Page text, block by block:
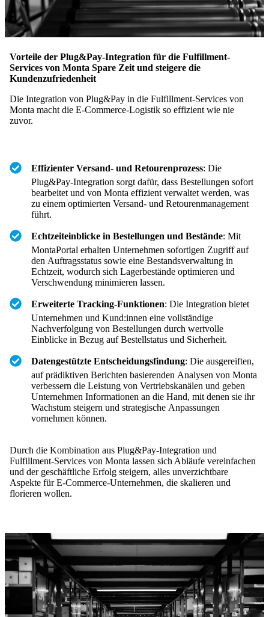
Vorteile der Plug&Pay-Integration für die Fulfillment-
Services von Monta Spare Zeit und steigere die
Kundenzufriedenheit
Die Integration von Plug&Pay in die Fulfillment-Services von
Monta macht die E-Commerce-Logistik so effizient wie nie
zuvor.
Effizienter Versand- und Retourenprozess: Die
Plug&Pay-Integration sorgt dafür, dass Bestellungen sofort
bearbeitet und von Monta effizient verwaltet werden, was
zu einem optimierten Versand- und Retourenmanagement
führt.
Echtzeiteinblicke in Bestellungen und Bestände: Mit
MontaPortal erhalten Unternehmen sofortigen Zugriff auf
den Auftragsstatus sowie eine Bestandsverwaltung in
Echtzeit, wodurch sich Lagerbestände optimieren und
Verschwendung minimieren lassen.
Erweiterte Tracking-Funktionen: Die Integration bietet
Unternehmen und Kund:innen eine vollständige
Nachverfolgung von Bestellungen durch wertvolle
Einblicke in Bezug auf Bestellstatus und Sicherheit.
Datengestützte Entscheidungsfindung: Die ausgereiften,
auf prädiktiven Berichten basierenden Analysen von Monta
verbessern die Leistung von Vertriebskanälen und geben
Unternehmen Informationen an die Hand, mit denen sie ihr
Wachstum steigern und strategische Anpassungen
vornehmen können.
Durch die Kombination aus Plug&Pay-Integration und
Fulfillment-Services von Monta lassen sich Abläufe vereinfachen
und der geschäftliche Erfolg steigern, alles unverzichtbare
Aspekte für E-Commerce-Unternehmen, die skalieren und
florieren wollen.